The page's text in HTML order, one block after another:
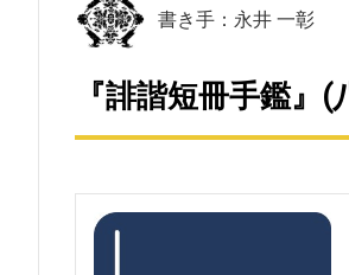
書き手：永井 一彰
『誹諧短冊手鑑』